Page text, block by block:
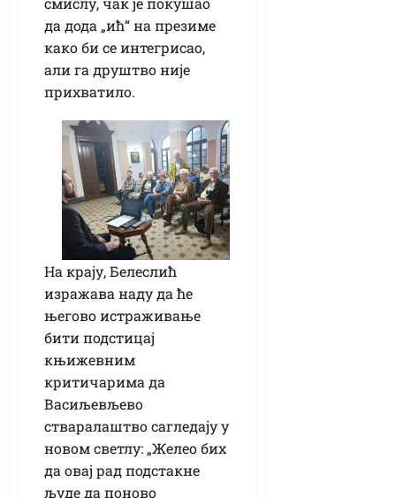
да дода „ић“ на презиме
како би се интегрисао,
али га друштво није
прихватило.
На крају, Белеслић
изражава наду да ће
његово истраживање
бити подстицај
књижевним
критичарима да
Васиљевљево
стваралаштво сагледају у
новом светлу: „Желео бих
да овај рад подстакне
људе да поново